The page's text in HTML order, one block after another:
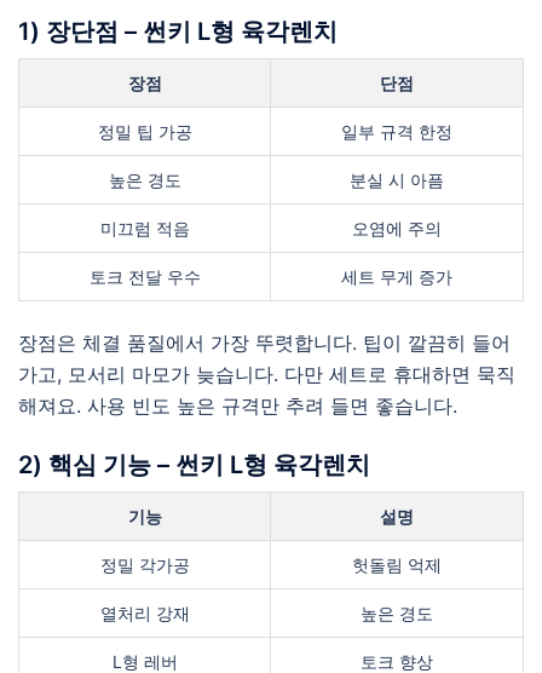
1) 장단점 – 썬키 L형 육각렌치
장점 단점
정밀 팁 가공 일부 규격 한정
높은 경도 분실 시 아픔
미끄럼 적음 오염에 주의
토크 전달 우수 세트 무게 증가
장점은 체결 품질에서 가장 뚜렷합니다. 팁이 깔끔히 들어
가고, 모서리 마모가 늦습니다. 다만 세트로 휴대하면 묵직
해져요. 사용 빈도 높은 규격만 추려 들면 좋습니다.
2) 핵심 기능 – 썬키 L형 육각렌치
기능 설명
정밀 각가공 헛돌림 억제
열처리 강재 높은 경도
L형 레버 토크 향상